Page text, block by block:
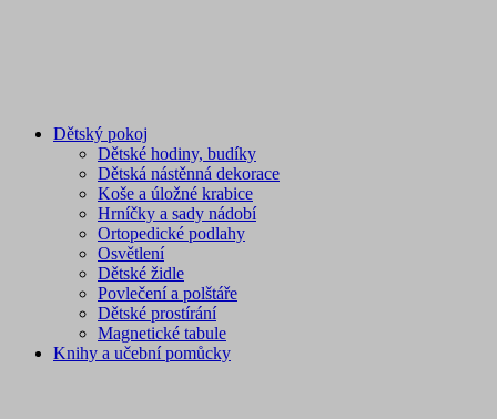
Dětský pokoj
Dětské hodiny, budíky
Dětská nástěnná dekorace
Koše a úložné krabice
Hrníčky a sady nádobí
Ortopedické podlahy
Osvětlení
Dětské židle
Povlečení a polštáře
Dětské prostírání
Magnetické tabule
Knihy a učební pomůcky